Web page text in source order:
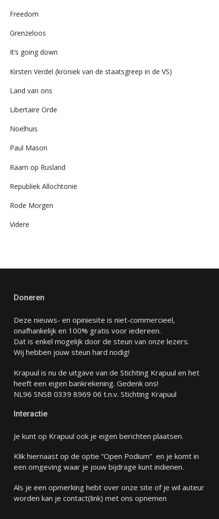
Freedom
Grenzeloos
It’s going down
Kirsten Verdel (kroniek van de staatsgreep in de VS)
Land van ons
Libertaire Orde
Noelhuis
Paul Mason
Raam op Rusland
Republiek Allochtonië
Rode Morgen
Videre
Doneren
Deze nieuws- en opiniesite is niet-commercieel,
onafhankelijk en 100% gratis voor iedereen.
Dat is enkel mogelijk door de steun van onze lezers.
Wij hebben jouw steun hard nodig!
Krapuul is nu de uitgave van de Stichting Krapuul en het
heeft een eigen bankrekening. Gedenk ons!
NL96 SNSB 0339 8969 06 t.n.v. Stichting Krapuul
Interactie
Je kunt op Krapuul ook je eigen berichten plaatsen.
Klik hiernaast op de optie “Open Podium” en je komt in
een omgeving waar je jouw bijdrage kunt indienen.
Als je een opmerking hebt over onze site of je wil auteur
worden kan je contact(link) met ons opnemen